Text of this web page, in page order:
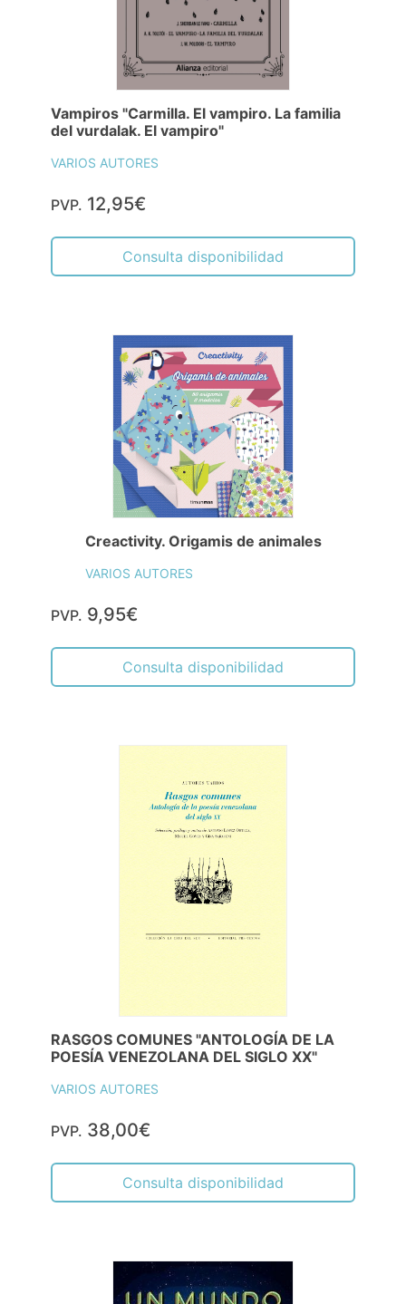
Vampiros "Carmilla. El vampiro. La familia
del vurdalak. El vampiro"
VARIOS AUTORES
PVP. 12,95€
Consulta disponibilidad
Creactivity. Origamis de animales
VARIOS AUTORES
PVP. 9,95€
Consulta disponibilidad
RASGOS COMUNES "ANTOLOGÍA DE LA
POESÍA VENEZOLANA DEL SIGLO XX"
VARIOS AUTORES
PVP. 38,00€
Consulta disponibilidad